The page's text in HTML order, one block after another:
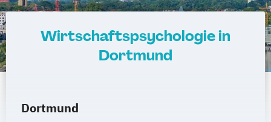
Wirtschaftspsychologie in
Dortmund
Dortmund